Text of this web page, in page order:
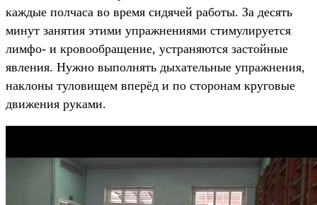
каждые полчаса во время сидячей работы. За десять
минут занятия этими упражнениями стимулируется
лимфо- и кровообращение, устраняются застойные
явления. Нужно выполнять дыхательные упражнения,
наклоны туловищем вперёд и по сторонам круговые
движения руками.